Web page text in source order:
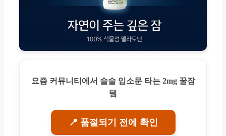
요즘 커뮤니티에서 슬슬 입소문 타는 2mg 꿀잠
템
📍 품절되기 전에 확인